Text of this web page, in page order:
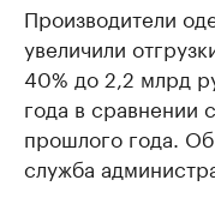
Производители
увеличили
40% до 2,2 млрд
года в сравнении
прошлого года.
служба